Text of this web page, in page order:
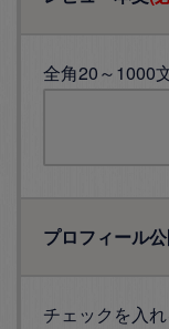
全角20～1000
プロフィール
チェックを入